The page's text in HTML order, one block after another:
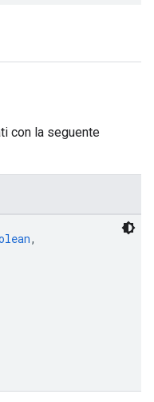
con la seguente
,